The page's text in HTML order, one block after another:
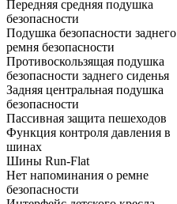
Передняя средняя подушка
безопасности
Подушка безопасности заднего
ремня безопасности
Противоскользящая подушка
безопасности заднего сиденья
Задняя центральная подушка
безопасности
Пассивная защита пешеходов
Функция контроля давления в
шинах
Шины Run-Flat
Нет напоминания о ремне
безопасности